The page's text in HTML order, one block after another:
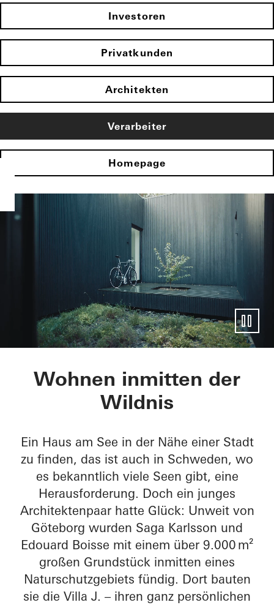
Investoren
Privatkunden
Architekten
Verarbeiter
Homepage
Villa J.
Wohnen inmitten der
Wildnis
Ein Haus am See in der Nähe einer Stadt
zu finden, das ist auch in Schweden, wo
es bekanntlich viele Seen gibt, eine
Herausforderung. Doch ein junges
Architektenpaar hatte Glück: Unweit von
Göteborg wurden Saga Karlsson und
Edouard Boisse mit einem über 9.000 m²
großen Grundstück inmitten eines
Naturschutzgebiets fündig. Dort bauten
sie die Villa J. – ihren ganz persönlichen